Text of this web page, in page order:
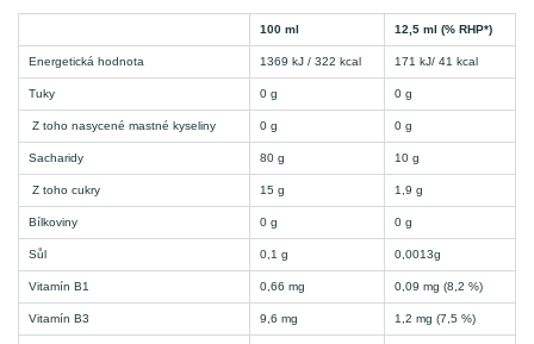
100 ml 12,5 ml (% RHP*)
Energetická hodnota 1369 kJ / 322 kcal 171 kJ/ 41 kcal
Tuky 0 g 0 g
Z toho nasycené mastné kyseliny 0 g 0 g
Sacharidy 80 g 10 g
Z toho cukry 15 g 1,9 g
Bílkoviny 0 g 0 g
Sůl 0,1 g 0,0013g
Vitamín B1 0,66 mg 0,09 mg (8,2 %)
Vitamín B3 9,6 mg 1,2 mg (7,5 %)